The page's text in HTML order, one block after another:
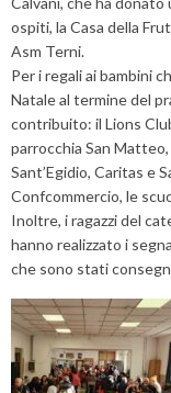
ospiti, la Casa della
Asm Terni.
Per i regali ai bambini
Natale al termine del
contribuito: il Lions
parrocchia San
Sant’Egidio, Caritas e
Confcommercio, le
Inoltre, i ragazzi del
hanno realizzato i
che sono stati